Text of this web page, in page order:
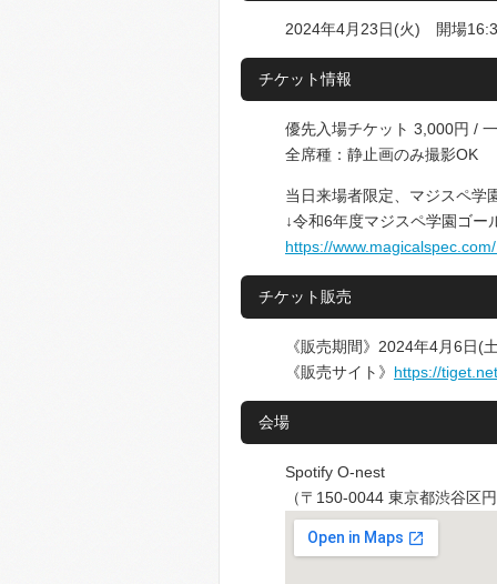
2024年4月23日(火) 開場
チケット情報
優先入場チケット 3,000円 /
全席種：静止画のみ撮影OK
当日来場者限定、マジスペ学
↓令和6年度マジスペ学園ゴー
https://
チケット販売
《販売期間》2024年4月6日(
《販売サイト》 https://
会場
Spotify O-nest
（〒150-0044 東京都渋谷区